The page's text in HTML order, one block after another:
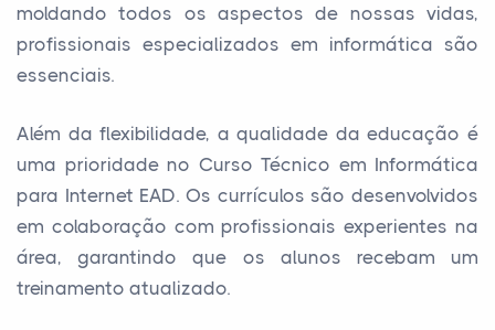
moldando todos os aspectos de nossas vidas,
profissionais especializados em informática são
essenciais.
Além da flexibilidade, a qualidade da educação é
uma prioridade no Curso Técnico em Informática
para Internet EAD. Os currículos são desenvolvidos
em colaboração com profissionais experientes na
área, garantindo que os alunos recebam um
treinamento atualizado.